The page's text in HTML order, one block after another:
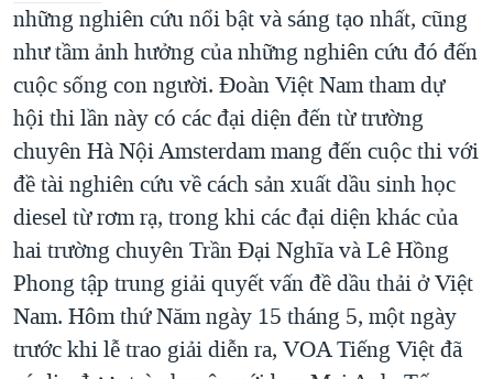
những nghiên cứu nổi bật và sáng tạo nhất, cũng
như tầm ảnh hưởng của những nghiên cứu đó đến
cuộc sống con người. Đoàn Việt Nam tham dự
hội thi lần này có các đại diện đến từ trường
chuyên Hà Nội Amsterdam mang đến cuộc thi với
đề tài nghiên cứu về cách sản xuất dầu sinh học
diesel từ rơm rạ, trong khi các đại diện khác của
hai trường chuyên Trần Đại Nghĩa và Lê Hồng
Phong tập trung giải quyết vấn đề dầu thải ở Việt
Nam. Hôm thứ Năm ngày 15 tháng 5, một ngày
trước khi lễ trao giải diễn ra, VOA Tiếng Việt đã